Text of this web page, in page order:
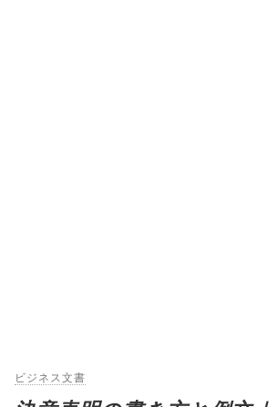
ビジネス文書